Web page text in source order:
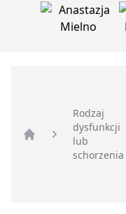
Strona główna
Rodzaj
dysfunkcji
lub
schorzenia